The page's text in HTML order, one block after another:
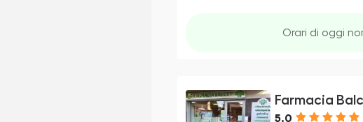
Orari di oggi
Farmacia
5.0